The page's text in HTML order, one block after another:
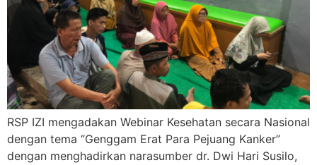
RSP IZI mengadakan Webinar Kesehatan secara Nasional
dengan tema “Genggam Erat Para Pejuang Kanker”
dengan menghadirkan narasumber dr. Dwi Hari Susilo,